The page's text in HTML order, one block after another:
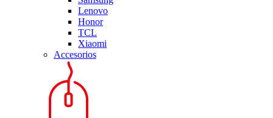
Lenovo
Honor
TCL
Xiaomi
Accesorios